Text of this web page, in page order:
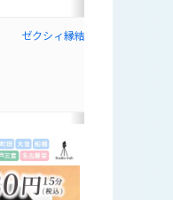
ゼクシィ縁結びの公式サイト